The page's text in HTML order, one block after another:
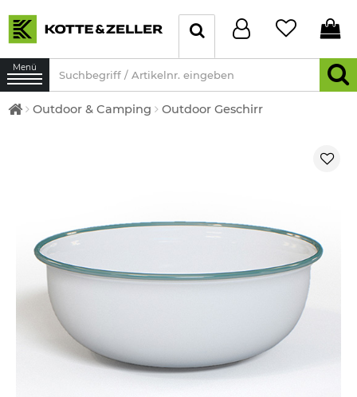
Menü
Outdoor & Camping Outdoor Geschirr